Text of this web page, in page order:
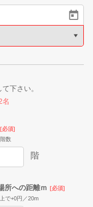
下さい。
名
[必須]
数
階
所への距離ｍ [必須]
で+0円／20m
6 7
8
13 14
15
27